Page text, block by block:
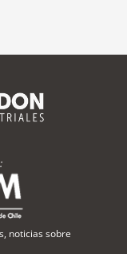
noticias sobre